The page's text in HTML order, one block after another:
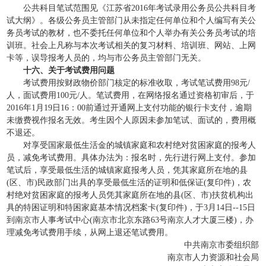
公共科目笔试范围见《江苏省2016年考试录用公务员公共科目考
试大纲》。各级公务员主管部门从未指定任何单位和个人编写有关公
务员考试的教材，也不委托任何单位和个人举办有关公务员考试的培
训班。社会上凡称与本次考试相关的复习材料、培训班、网站、上网
卡等，误导报考人员的，均与市公务员主管部门无关。
十六、关于考试费用问题
考试费用按财政物价部门核定的标准收取，考试笔试费用98元/
人，面试费用100元/人。笔试费用，在网络报名通过资格初审后，于
2016年1月19日16：00前通过开通网上支付功能的银行卡支付，逾期
未缴费视作报名无效。考生因个人原因未参加笔试、面试的，费用概
不退还。
对享受国家最低生活金的城镇家庭和农村绝对贫困家庭的报考人
员，减免考试费用。具体办法为：报名时，先行进行网上支付。参加
笔试后，享受最低生活的城镇家庭报考人员，凭其家庭所在地的县
(区、市)民政部门出具的享受最低生活的证明和低保证(复印件)，农
村绝对贫困家庭的报考人员凭其家庭所在地的县(区、市)扶贫机构出
具的特困证明和特困家庭基本情况档案卡(复印件)，于3月14日--15日
到南京市人事考试中心(南京市北京东路63号南京人才大厦三楼)，办
理减免考试费用手续，从网上退还笔试费用。
中共南京市委组织部
南京市人力资源和社会局